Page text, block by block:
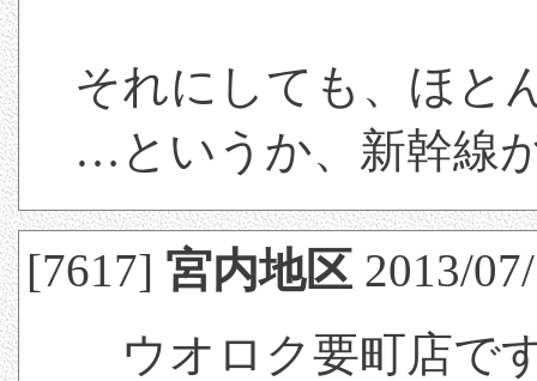
それにしても、ほと
…というか、新幹線
[7617] 宮内地区 2013/
ウオロク要町店で